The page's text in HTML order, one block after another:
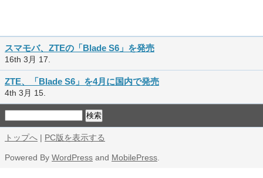
スマモバ、ZTEの「Blade S6」を発売
16th 3月 17.
ZTE、「Blade S6」を4月に国内で発売
4th 3月 15.
トップへ | PC版を表示する
Powered By WordPress and MobilePress